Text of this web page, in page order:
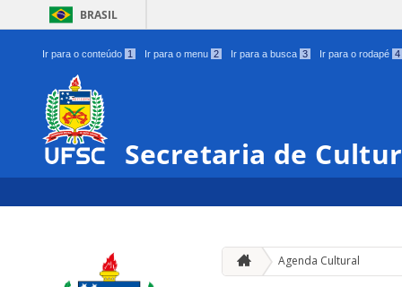
BRASIL
Ir para o conteúdo 1 Ir para o menu 2 Ir para a busca 3 Ir para o rodapé 4
Secretaria de
Agenda Cultural